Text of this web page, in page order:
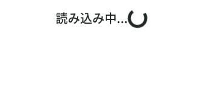
読み込み中...